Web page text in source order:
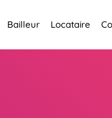
Bailleur Locataire